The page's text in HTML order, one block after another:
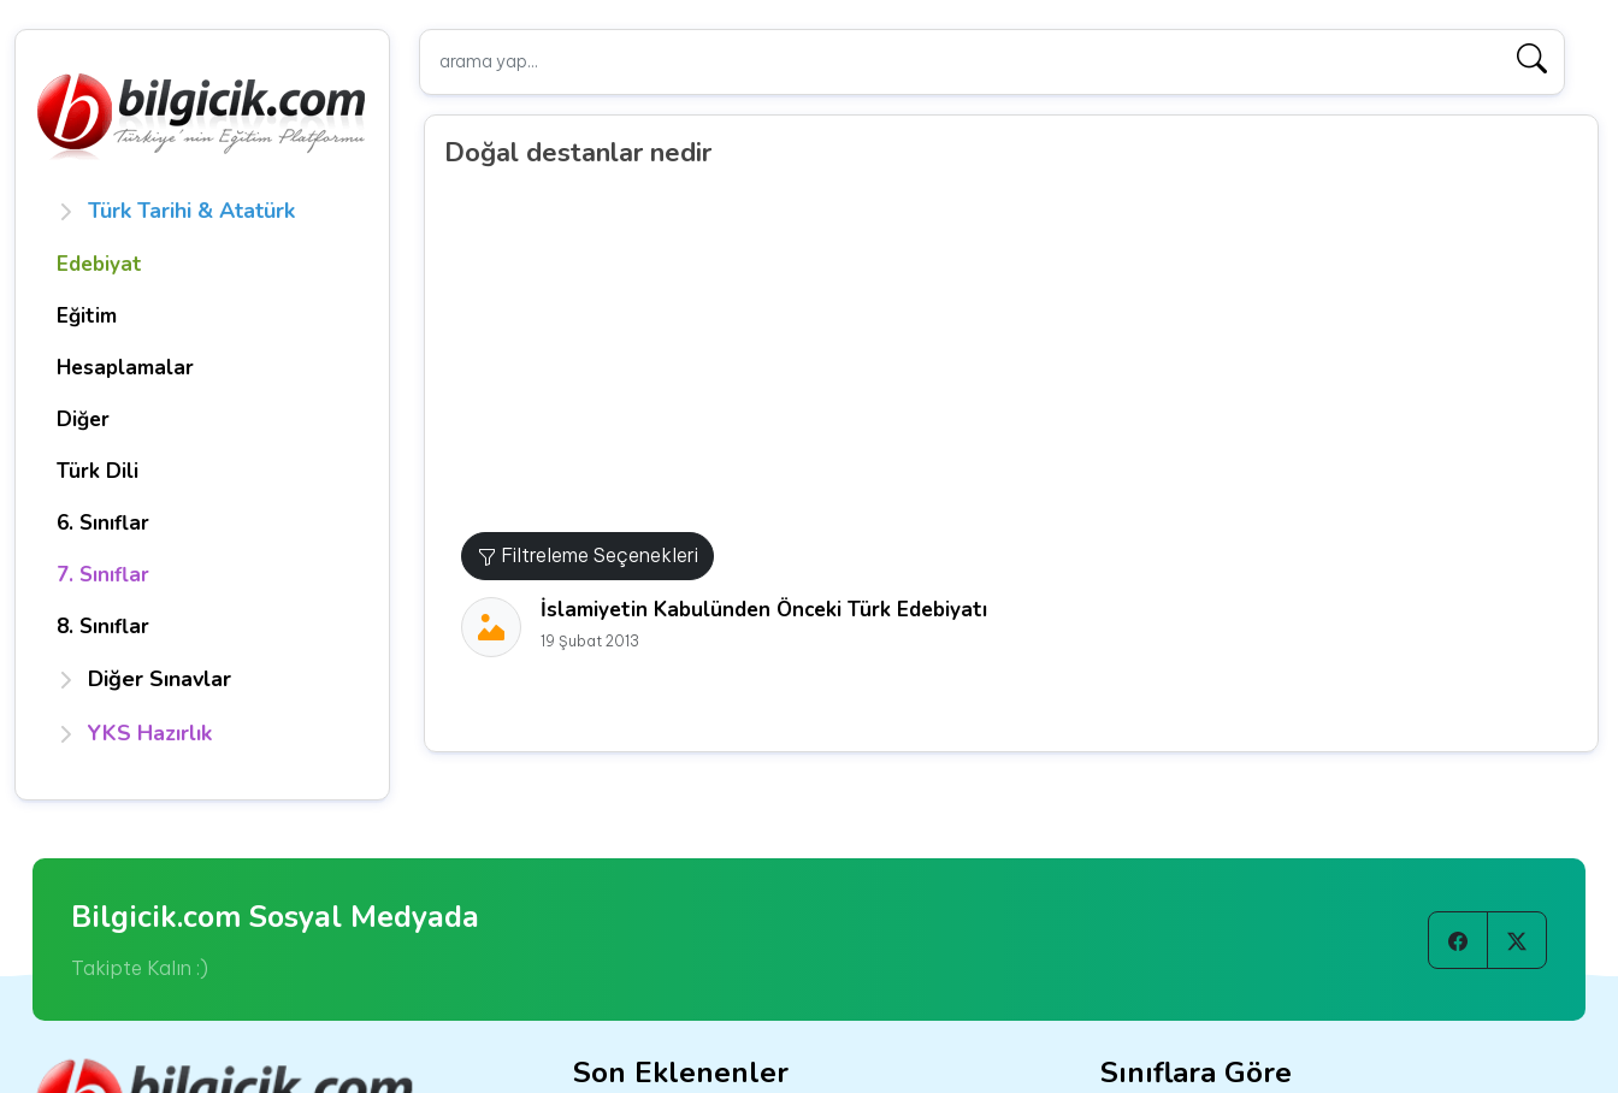
Türk Tarihi & Atatürk
Edebiyat
Eğitim
Hesaplamalar
Diğer
Türk Dili
6. Sınıflar
7. Sınıflar
8. Sınıflar
Diğer Sınavlar
YKS Hazırlık
Doğal destanlar nedir
Filtreleme Seçenekleri
İslamiyetin Kabulünden Önceki Türk Edebiyatı
19 Şubat 2013
Bilgicik.com Sosyal Medyada
Takipte Kalın :)
Son Eklenenler
Sınıflara Göre